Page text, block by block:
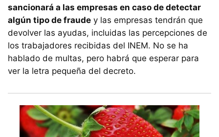
sancionará a las empresas en caso de detectar
algún tipo de fraude y las empresas tendrán que
devolver las ayudas, incluidas las percepciones de
los trabajadores recibidas del INEM. No se ha
hablado de multas, pero habrá que esperar para
ver la letra pequeña del decreto.